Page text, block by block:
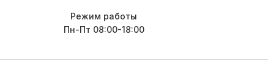
Режим работы
Пн-Пт 08:00-18:00